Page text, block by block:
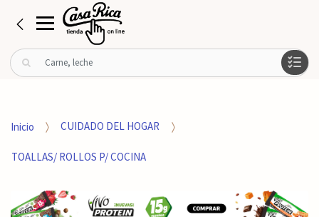
B
u
r
o
Inicio CUIDADO DEL HOGAR
TOALLAS/ ROLLOS P/ COCINA